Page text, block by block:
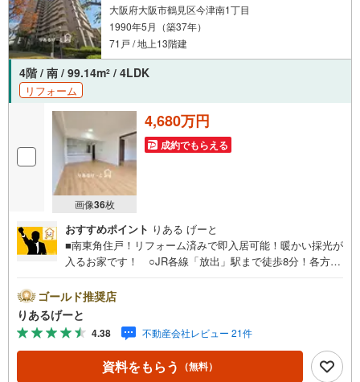
大阪府大阪市鶴見区今津南1丁目
1990年5月（築37年）
71戸 / 地上13階建
4階 / 南 / 99.14m2 / 4LDK
リフォーム
画像36枚
4,680万円
成約でもらえる
おすすめポイント りある げーと
■南東角住戸！リフォーム済みで即入居可能！暖かい採光が
入るお家です！ ○JR各線「放出」駅まで徒歩8分！各方面
0分圏内で急なお買物も安心です！■物件検討中のお客さ
ま！ちょっと見学してみたいだけなどでも内覧可能です！
売主さまの都合等で見学ができない場合がございます。お
気軽に「りあるげーと」までお問合わせ下さい！■「りある
げーと」が選ばれるポイント！■年中休まず営業中！いつで
も対応致します！・営業時間:9:00～21:00上記の時間帯
ゴールド推奨店
りあるげーと
4.38 不動産会社レビュー 21件
資料をもらう （無料）